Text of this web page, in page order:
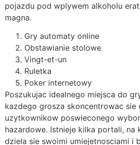
pojazdu pod wplywem alkoholu
magna.
Gry automaty online
Obstawianie stolowe
Vingt-et-un
Ruletka
Poker internetowy
Poszukujac idealnego miejsca do
kazdego grosza skoncentrowac sie
uzytkownikow poswieconego
hazardowe. Istnieje kilka portali, na
dziela sie swoimi umiejetnosciami i